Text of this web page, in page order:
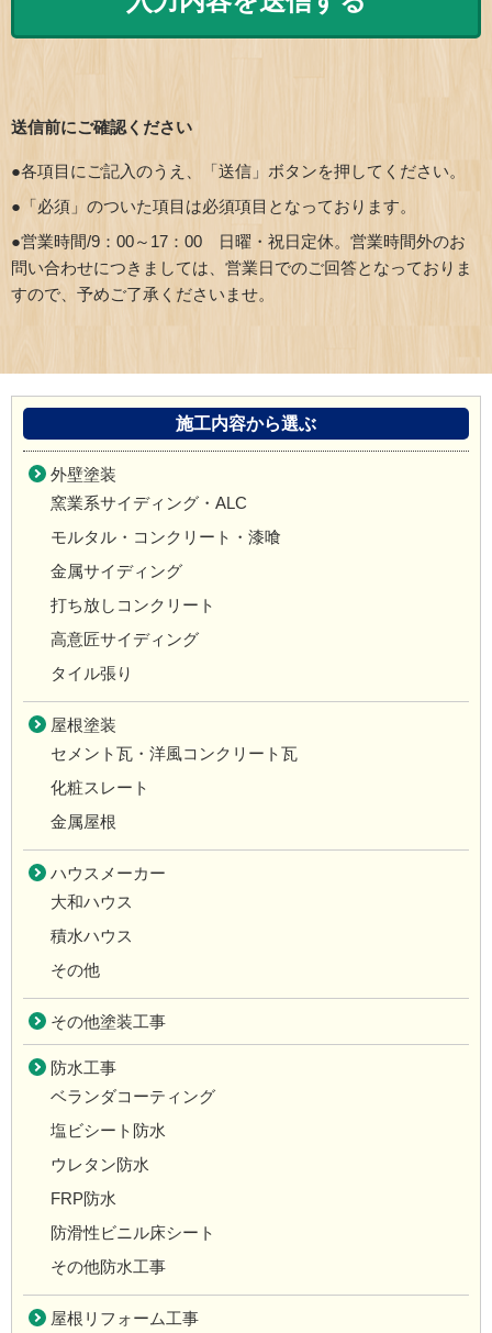
送信前にご確認ください
●各項目にご記入のうえ、「送信」ボタンを押してください。
●「必須」のついた項目は必須項目となっております。
●営業時間/9：00～17：00 日曜・祝日定休。営業時間外のお
問い合わせにつきましては、営業日でのご回答となっておりま
すので、予めご了承くださいませ。
施工内容から選ぶ
外壁塗装
窯業系サイディング・ALC
モルタル・コンクリート・漆喰
金属サイディング
打ち放しコンクリート
高意匠サイディング
タイル張り
屋根塗装
セメント瓦・洋風コンクリート瓦
化粧スレート
金属屋根
ハウスメーカー
大和ハウス
積水ハウス
その他
その他塗装工事
防水工事
ベランダコーティング
塩ビシート防水
ウレタン防水
FRP防水
防滑性ビニル床シート
その他防水工事
屋根リフォーム工事